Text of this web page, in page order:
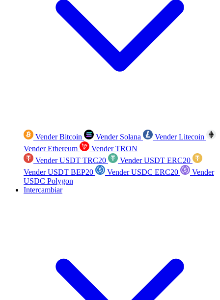
Vender Bitcoin Vender Solana
Vender Litecoin
Vender Ethereum
Vender TRON
Vender USDT TRC20
Vender USDT ERC20
Vender USDT BEP20
Vender USDC ERC20
Vender
USDC Polygon
Intercambiar